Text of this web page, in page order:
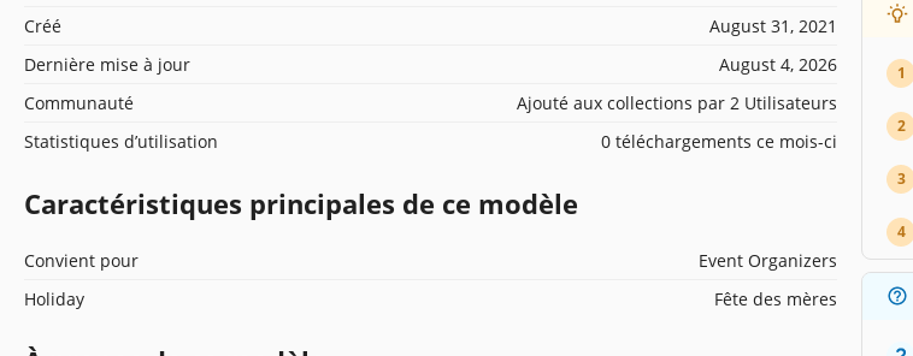
Créé
August 31, 2021
Dernière mise à jour
August 4, 2026
Communauté
Ajouté aux collections par 2 Utilisateurs
Statistiques d’utilisation
0 téléchargements ce mois-ci
Caractéristiques principales de ce modèle
Convient pour
Event Organizers
Holiday
Fête des mères
1
2
3
4